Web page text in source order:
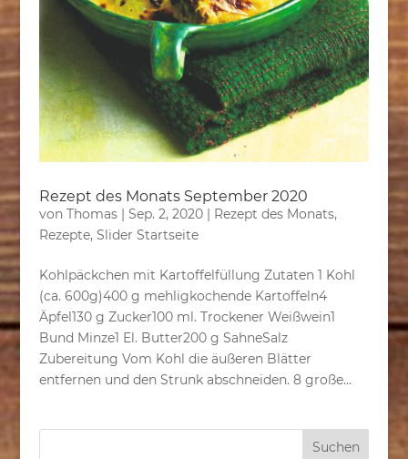
Rezept des Monats September 2020
von Thomas| Sep. 2, 2020| Rezept des Monats,
Rezepte, Slider Startseite
Kohlpäckchen mit Kartoffelfüllung Zutaten 1 Kohl
(ca. 600g)400 g mehligkochende Kartoffeln4
Äpfel130 g Zucker100 ml. Trockener Weißwein1
Bund Minze1 El. Butter200 g SahneSalz
Zubereitung Vom Kohl die äußeren Blätter
entfernen und den Strunk abschneiden. 8 große...